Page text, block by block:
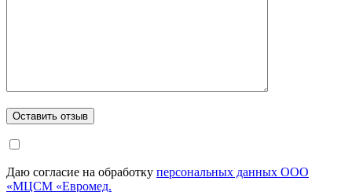
Даю согласие на обработку персональных данных ООО
«МЦСМ «Евромед.